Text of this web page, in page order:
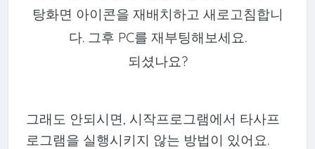
탕화면 아이콘을 재배치하고 새로고침합니
다. 그후 PC를 재부팅해보세요.
되셨나요?
그래도 안되시면, 시작프로그램에서 타사프
로그램을 실행시키지 않는 방법이 있어요.